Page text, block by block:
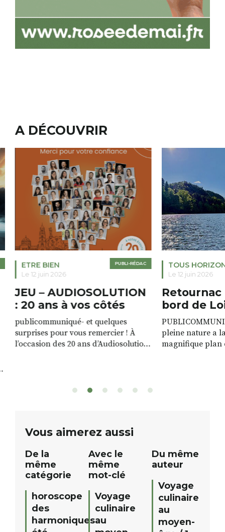
A DÉCOUVRIR
PUBLI-RÉDAC
ETRE BIEN
Le 12 juin 2026
JEU – AUDIOSOLUTION
: 20 ans à vos côtés
publicommuniqué- et quelques
surprises pour vous remercier ! À
l’occasion des 20 ans d’Audiosolution,
sont à gagner, sélectionnés auprès
12h à […]
TOUS
Le 12 juin 2026
Retournac
bord de
pleine nature a
magnifique plan
Vous aimerez aussi
De la
même
catégorie
horoscope
des
harmoniques
Avec le
même
mot-clé
Voyage
culinaire
au
Du même
auteur
Voyage
culinaire
au
moyen-